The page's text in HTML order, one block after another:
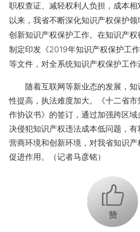
职权查证、减轻权利人负担，成本
以来，我省不断深化知识产权保护
创新知识产权保护工作。在知识产权
制定印发《2019年知识产权保护工
等文件，对全系统知识产权保护工作
随着互联网等新业态的发展，知
性提高，执法难度加大。《十二省
作协议书》的签订，通过加强跨区
决侵犯知识产权违法成本低问题，
营商环境和创新环境，对我省知识
促进作用。（记者马彦铭）
+1